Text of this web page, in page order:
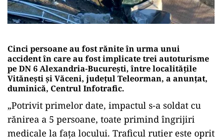
Cinci persoane au fost rănite în urma unui
accident în care au fost implicate trei autoturisme
pe DN 6 Alexandria-Bucureşti, între localităţile
Vităneşti şi Văceni, judeţul Teleorman, a anunţat,
duminică, Centrul Infotrafic.
„Potrivit primelor date, impactul s-a soldat cu
rănirea a 5 persoane, toate primind îngrijiri
medicale la faţa locului. Traficul rutier este oprit